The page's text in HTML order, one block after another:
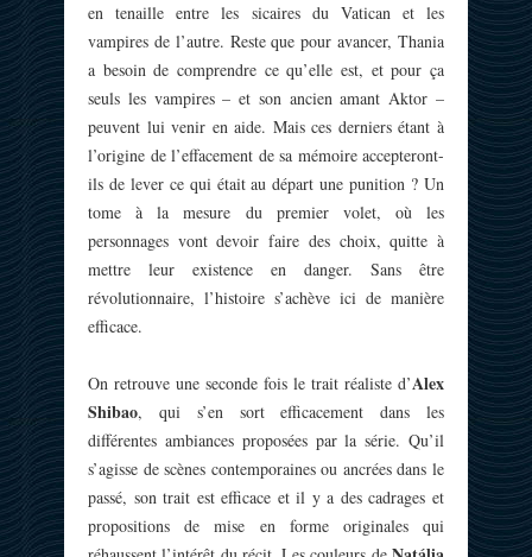
en tenaille entre les sicaires du Vatican et les
vampires de l’autre. Reste que pour avancer, Thania
a besoin de comprendre ce qu’elle est, et pour ça
seuls les vampires – et son ancien amant Aktor –
peuvent lui venir en aide. Mais ces derniers étant à
l’origine de l’effacement de sa mémoire accepteront-
ils de lever ce qui était au départ une punition ? Un
tome à la mesure du premier volet, où les
personnages vont devoir faire des choix, quitte à
mettre leur existence en danger. Sans être
révolutionnaire, l’histoire s’achève ici de manière
efficace.
On retrouve une seconde fois le trait réaliste d’Alex
Shibao, qui s’en sort efficacement dans les
différentes ambiances proposées par la série. Qu’il
s’agisse de scènes contemporaines ou ancrées dans le
passé, son trait est efficace et il y a des cadrages et
propositions de mise en forme originales qui